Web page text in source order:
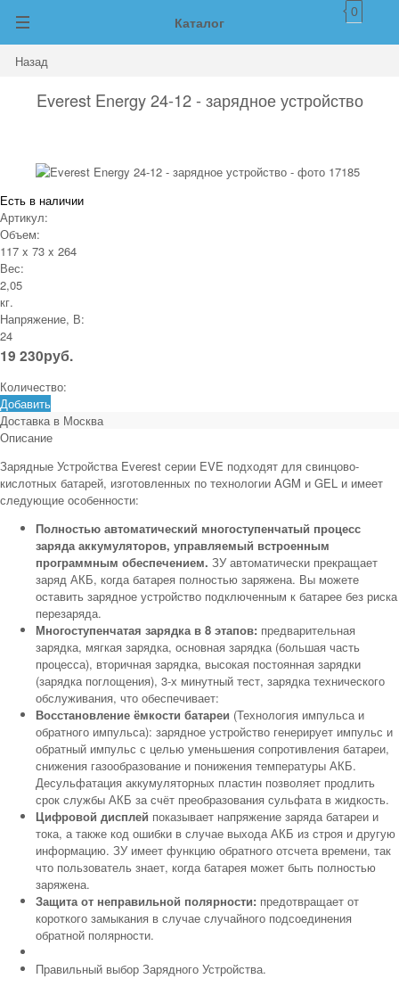
Каталог
0
Назад
Everest Energy 24-12 - зарядное устройство
Есть в наличии
Артикул:
Объем:
117 x 73 x 264
Вес:
2,05
кг.
Напряжение, В:
24
19 230руб.
Количество:
Добавить
Доставка в Москва
Описание
Зарядные Устройства Everest серии EVE подходят для свинцово-
кислотных батарей, изготовленных по технологии AGM и GEL и имеет
следующие особенности:
Полностью автоматический многоступенчатый процесс
заряда аккумуляторов, управляемый встроенным
программным обеспечением. ЗУ автоматически прекращает
заряд АКБ, когда батарея полностью заряжена. Вы можете
оставить зарядное устройство подключенным к батарее без риска
перезаряда.
Многоступенчатая зарядка в 8 этапов: предварительная
зарядка, мягкая зарядка, основная зарядка (большая часть
процесса), вторичная зарядка, высокая постоянная зарядки
(зарядка поглощения), 3-х минутный тест, зарядка технического
обслуживания, что обеспечивает:
Восстановление ёмкости батареи (Технология импульса и
обратного импульса): зарядное устройство генерирует импульс и
обратный импульс с целью уменьшения сопротивления батареи,
снижения газообразование и понижения температуры АКБ.
Десульфатация аккумуляторных пластин позволяет продлить
срок службы АКБ за счёт преобразования сульфата в жидкость.
Цифровой дисплей показывает напряжение заряда батареи и
тока, а также код ошибки в случае выхода АКБ из строя и другую
информацию. ЗУ имеет функцию обратного отсчета времени, так
что пользователь знает, когда батарея может быть полностью
заряжена.
Защита от неправильной полярности: предотвращает от
короткого замыкания в случае случайного подсоединения
обратной полярности.
Правильный выбор Зарядного Устройства.